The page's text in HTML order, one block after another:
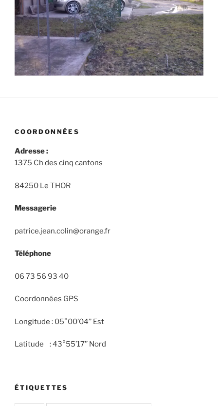
COORDONNÉES
Adresse :
1375 Ch des cinq cantons
84250 Le THOR
Messagerie
patrice.jean.colin@orange.fr
Téléphone
06 73 56 93 40
Coordonnées GPS
Longitude : 05°00’04’’ Est
Latitude : 43°55’17’’ Nord
ÉTIQUETTES